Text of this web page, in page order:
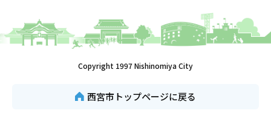
Copyright 1997 Nishinomiya City
西宮市トップページに戻る